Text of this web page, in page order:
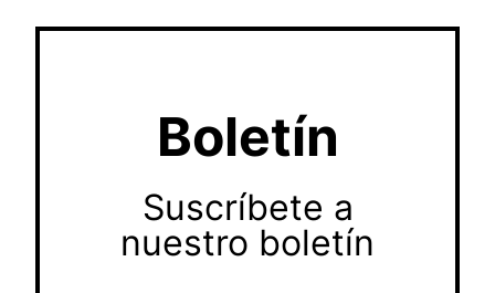
Boletín
Suscríbete a
nuestro boletín